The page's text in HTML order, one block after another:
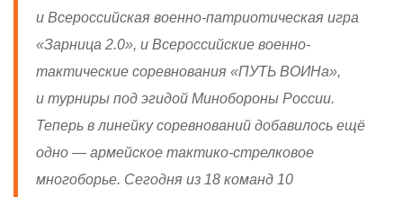
и Всероссийская военно-патриотическая игра
«Зарница 2.0», и Всероссийские военно-
тактические соревнования «ПУТЬ ВОИНа»,
и турниры под эгидой Минобороны России.
Теперь в линейку соревнований добавилось ещё
одно — армейское тактико-стрелковое
многоборье. Сегодня из 18 команд 10